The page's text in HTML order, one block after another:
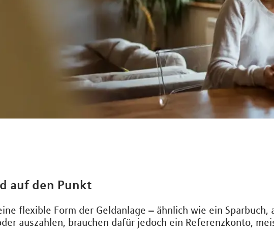
auf den Punkt
flexible Form der Geldanlage – ähnlich wie ein Sparbuch,
auszahlen, brauchen dafür jedoch ein Referenzkonto,